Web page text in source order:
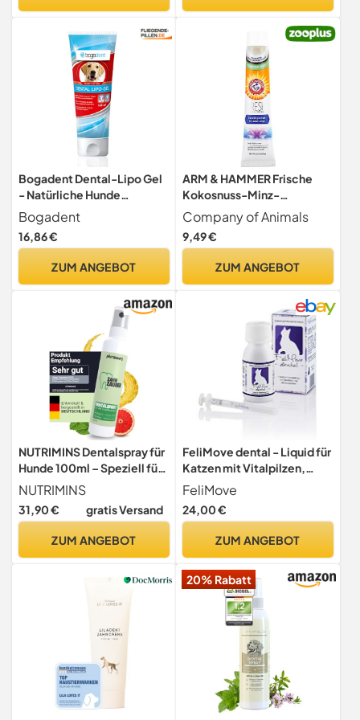
Bogadent Dental-Lipo Gel
- Natürliche Hunde
Zahnpflege für eine bessere
Mundhygiene -
Hundezahnpasta gegen
Zahngel Hund - 100 ml -
Bogadent
16,86 €
ZUM ANGEBOT
ARM & HAMMER Frische
Kokosnuss-Minz-
Zahnpasta für Hunde -
Kokosnussöl und
Enzymrezeptur helfen bei
Zahnbelag und Zahnstein,
Zahnreinigung.
Company of Animals
9,49 €
ZUM ANGEBOT
NUTRIMINS Dentalspray für
Hunde 100ml – Speziell für
Hunde entwickelte
Zahnpflege, hergestellt von
Experten in Deutschland –
Unterstützung bei
NUTRIMINS
31,90 € gratis Versand
ZUM ANGEBOT
FeliMove dental - Liquid für
Katzen mit Vitalpilzen,
Propolis, EPA und Zink (auch
bei FORL, Entzündung oder
Rötung des Zahnfleisch
FeliMove
24,00 €
ZUM ANGEBOT
20% Rabatt